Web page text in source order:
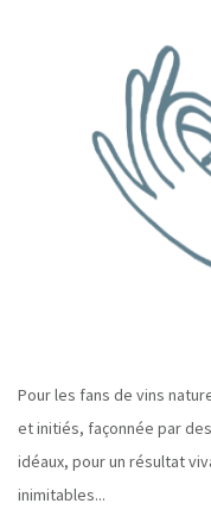
Pour les fans de vins
et initiés, façonnée par
idéaux, pour un résultat
inimitables...